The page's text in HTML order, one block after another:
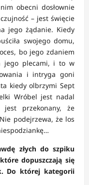
obecni dosłownie
– jest święcie
jego żądanie. Kiedy
swojego domu,
bo jego zdaniem
jego plecami, i to w
i intryga goni
kiedy olbrzymi Sept
Wróbel jest nadal
przekonany, że
podejrzewa, że los
złych do szpiku
dopuszczają się
Do której kategorii